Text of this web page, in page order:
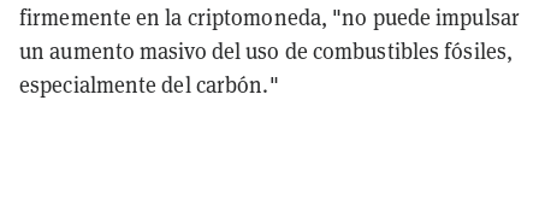
firmemente en la criptomoneda, "no puede impulsar
un aumento masivo del uso de combustibles fósiles,
especialmente del carbón."